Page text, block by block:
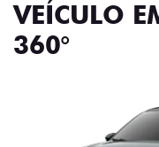
VEÍCULO
360°